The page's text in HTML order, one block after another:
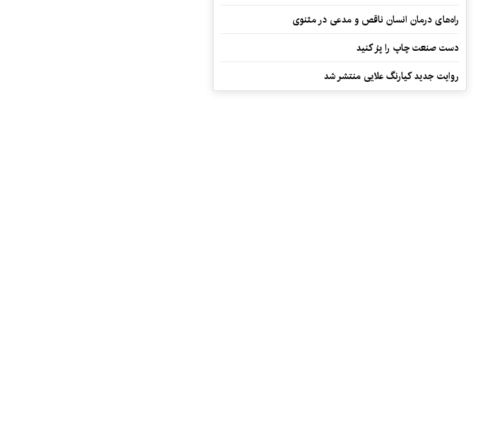
راه‌های درمان انسان ناقص و مدعی در مثنوی
دست صنعت چاپ را پرُ کنید
روایت جدید کیارنگ علایی منتشر شد